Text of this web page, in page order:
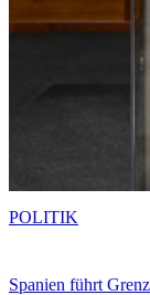
Spanien führt
POLITIK